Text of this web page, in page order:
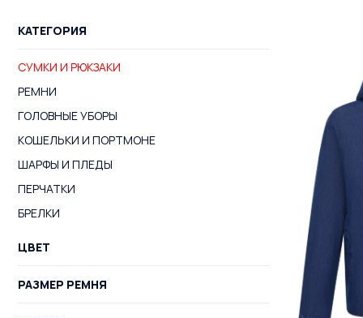
КАТЕГОРИЯ
СУМКИ И РЮКЗАКИ
РЕМНИ
ГОЛОВНЫЕ УБОРЫ
КОШЕЛЬКИ И ПОРТМОНЕ
ШАРФЫ И ПЛЕДЫ
ПЕРЧАТКИ
БРЕЛКИ
ЦВЕТ
РАЗМЕР РЕМНЯ